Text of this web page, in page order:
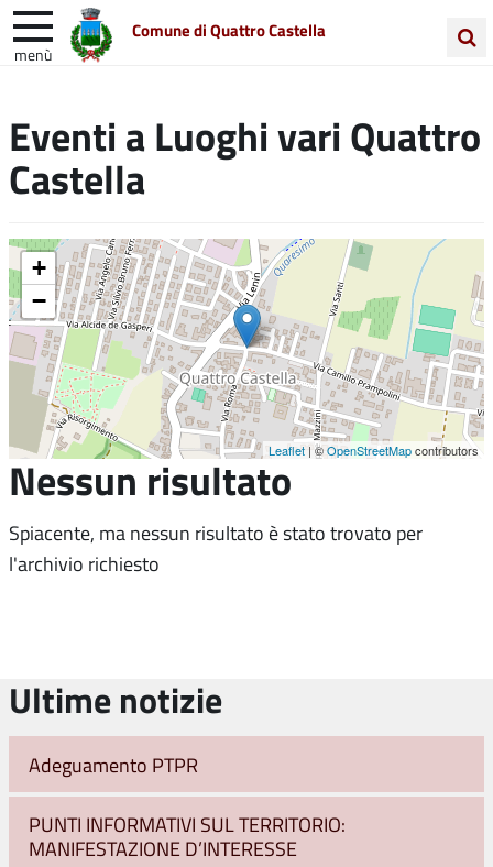
Comune di Quattro Castella
menù
sito
Unione Colline Matildiche
Eventi aLuoghi vari Quattro
Castella
+
−
Leaflet | ©OpenStreetMapcontributors
Nessun risultato
Spiacente, ma nessun risultato è stato trovato per
l'archivio richiesto
Ultime notizie
Adeguamento PTPR
PUNTI INFORMATIVI SUL TERRITORIO:
MANIFESTAZIONE D’INTERESSE